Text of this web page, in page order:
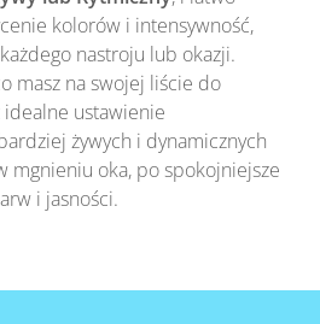
kolorów i intensywność,
nastroju lub okazji.
masz na swojej liście do
ustawienie
żywych i dynamicznych
mgnieniu oka, po spokojniejsze
i jasności.